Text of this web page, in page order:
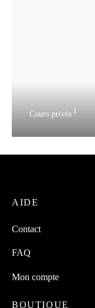
Cours privés 1
AIDE
Contact
FAQ
Mon compte
BOUTIQUE